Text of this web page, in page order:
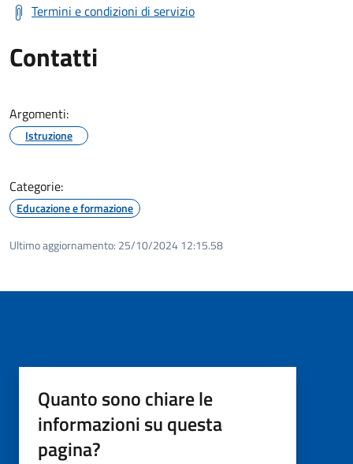
Termini e condizioni di servizio
Contatti
Argomenti:
Istruzione
Categorie:
Educazione e formazione
Ultimo aggiornamento: 25/10/2024 12:15.58
Quanto sono chiare le
informazioni su questa
pagina?